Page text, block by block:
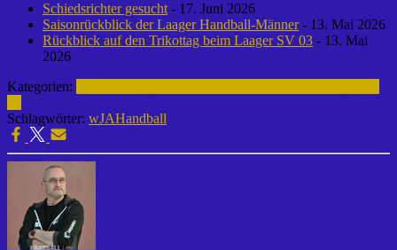
Schiedsrichter gesucht - 17. Juni 2026
Saisonrückblick der Laager Handball-Männer- 13. Mai 2026
Rückblick auf den Trikottag beim Laager SV 03 - 13. Mai
2026
Kategorien:
Schlagwörter: wJAHandball